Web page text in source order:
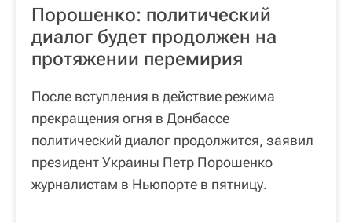
Порошенко: политический
диалог будет продолжен на
протяжении перемирия
После вступления в действие режима
прекращения огня в Донбассе
политический диалог продолжится, заявил
президент Украины Петр Порошенко
журналистам в Ньюпорте в пятницу.